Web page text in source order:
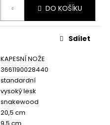
DO KOŠÍKU
KAPESNÍ NOŽE
3661190028440
standardní
vysoký lesk
snakewood
20,5 cm
9,5 cm
Sdílet